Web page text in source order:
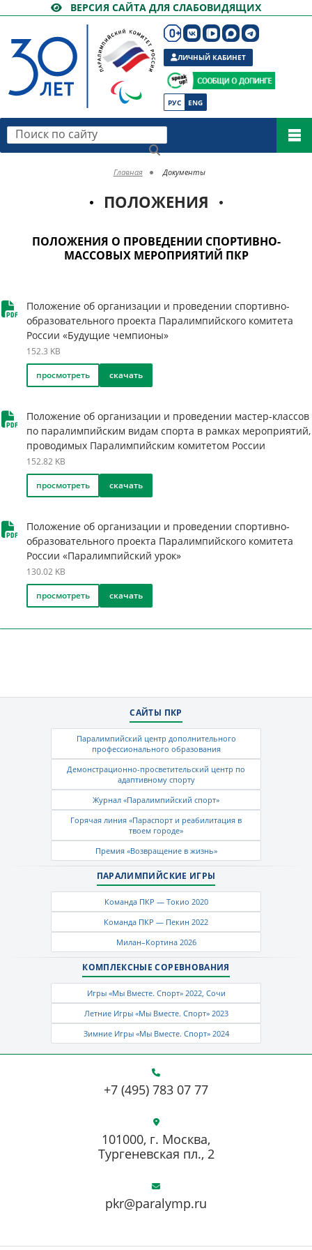
ВЕРСИЯ САЙТА ДЛЯ СЛАБОВИДЯЩИХ
РУС ENG
ЛИЧНЫЙ КАБИНЕТ
Поиск по сайту
Главная Документы
ПОЛОЖЕНИЯ
ПОЛОЖЕНИЯ О ПРОВЕДЕНИИ СПОРТИВНО-
МАССОВЫХ МЕРОПРИЯТИЙ ПКР
Положение об организации и проведении спортивно-
образовательного проекта Паралимпийского комитета
России «Будущие чемпионы»
152.3 KB
просмотреть
скачать
Положение об организации и проведении мастер-классов
по паралимпийским видам спорта в рамках мероприятий,
проводимых Паралимпийским комитетом России
152.82 KB
просмотреть
скачать
Положение об организации и проведении спортивно-
образовательного проекта Паралимпийского комитета
России «Паралимпийский урок»
130.02 KB
просмотреть
скачать
САЙТЫ ПКР
Паралимпийский центр дополнительного
профессионального образования
Демонстрационно-просветительский центр по
адаптивному спорту
Журнал «Паралимпийский спорт»
Горячая линия «Параспорт и реабилитация в
твоем городе»
Премия «Возвращение в жизнь»
ПАРАЛИМПИЙСКИЕ ИГРЫ
Команда ПКР — Токио 2020
Команда ПКР — Пекин 2022
Милан–Кортина 2026
КОМПЛЕКСНЫЕ СОРЕВНОВАНИЯ
Игры «Мы Вместе. Спорт» 2022, Сочи
Летние Игры «Мы Вместе. Спорт» 2023
Зимние Игры «Мы Вместе. Спорт» 2024
+7 (495) 783 07 77
pkr@paralymp.ru
101000, г. Москва,
Тургеневская пл., 2